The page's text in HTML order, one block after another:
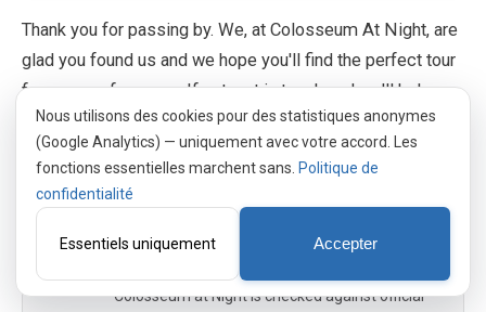
Thank you for passing by. We, at Colosseum At Night, are
glad you found us and we hope you'll find the perfect tour
for your preferences. If not, get in touch and we'll help
you!
Jonathan Lao
Founder of PortalWeb GmbH, a Swiss web
Colosseum at Night is checked against official
Nous utilisons des cookies pour des statistiques anonymes
(Google Analytics) — uniquement avec votre accord. Les
fonctions essentielles marchent sans. Politique de
confidentialité
Essentiels uniquement Accepter